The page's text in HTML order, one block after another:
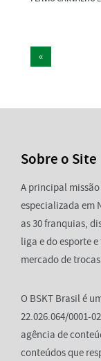
«
Sobre o Site
A principal
especializada em
as 30 franquias,
liga e do esporte
mercado de
O BSKT Brasil é
22.026.064/0001-
agência de
conteúdos que